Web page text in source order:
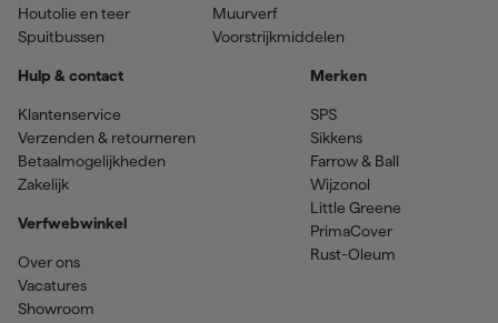
Houtolie en teer
Spuitbussen
Muurverf
Voorstrijkmiddelen
Hulp & contact
Klantenservice
Verzenden & retourneren
Betaalmogelijkheden
Zakelijk
Verfwebwinkel
Over ons
Vacatures
Showroom
Merken
SPS
Sikkens
Farrow & Ball
Wijzonol
Little Greene
PrimaCover
Rust-Oleum